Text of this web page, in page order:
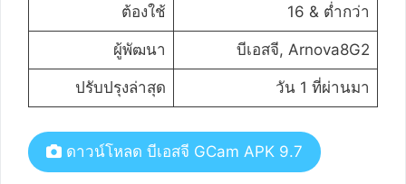
ต้องใช้ 16 & ต่ำกว่า
ผู้พัฒนา บีเอสจี, Arnova8G2
ปรับปรุงล่าสุด วัน 1 ที่ผ่านมา
ดาวน์โหลด บีเอสจี GCam APK 9.7